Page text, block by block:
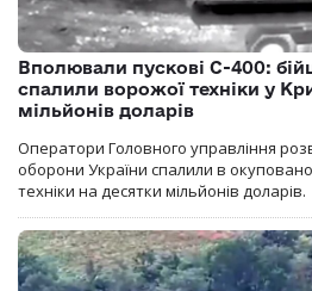
Вполювали пускові С-400:
спалили ворожої техніки у
мільйонів доларів
Оператори Головного управління
оборони України спалили в
техніки на десятки мільйонів доларів.